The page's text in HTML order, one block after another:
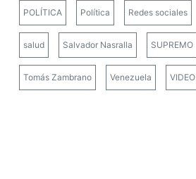
POLÍTICA Política Redes sociales
salud Salvador Nasralla SUPREMO
Tomás Zambrano Venezuela VIDEO